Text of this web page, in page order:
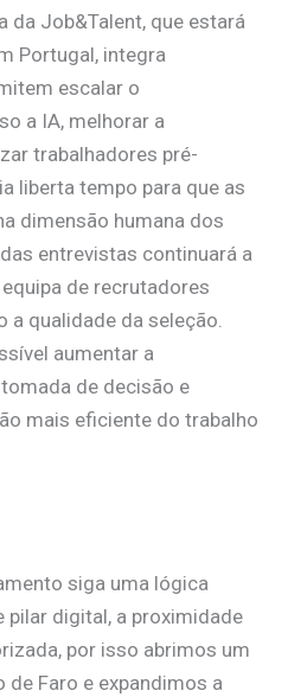
Job&Talent, que estará
Portugal, integra
escalar o
a IA, melhorar a
trabalhadores pré-
liberta tempo para que as
dimensão humana dos
entrevistas continuará a
de recrutadores
a qualidade da seleção.
aumentar a
de decisão e
mais eficiente do trabalho
siga uma lógica
digital, a proximidade
por isso abrimos um
Faro e expandimos a